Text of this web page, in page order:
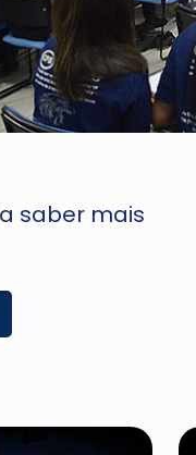
saber mais